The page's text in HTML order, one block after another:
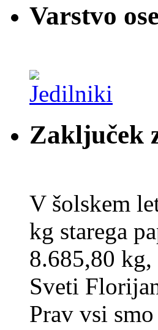
Varstvo
Zaključek
V šolskem
kg starega
8.685,80
Sveti
Prav vsi